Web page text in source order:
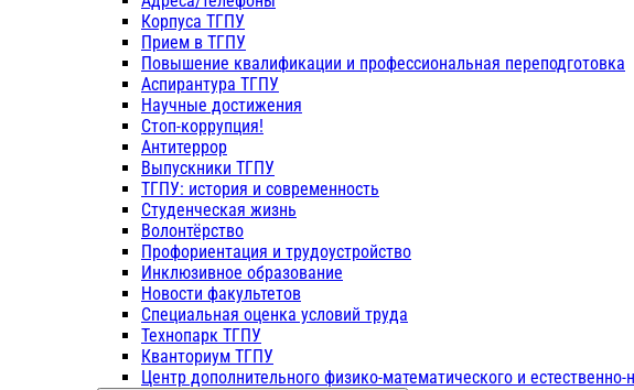
Корпуса ТГПУ
Прием в ТГПУ
Повышение квалификации и профессиональная переподготовка
Аспирантура ТГПУ
Научные достижения
Стоп-коррупция!
Антитеррор
Выпускники ТГПУ
ТГПУ: история и современность
Студенческая жизнь
Волонтёрство
Профориентация и трудоустройство
Инклюзивное образование
Новости факультетов
Специальная оценка условий труда
Технопарк ТГПУ
Кванториум ТГПУ
Центр дополнительного физико-математического и естественно-